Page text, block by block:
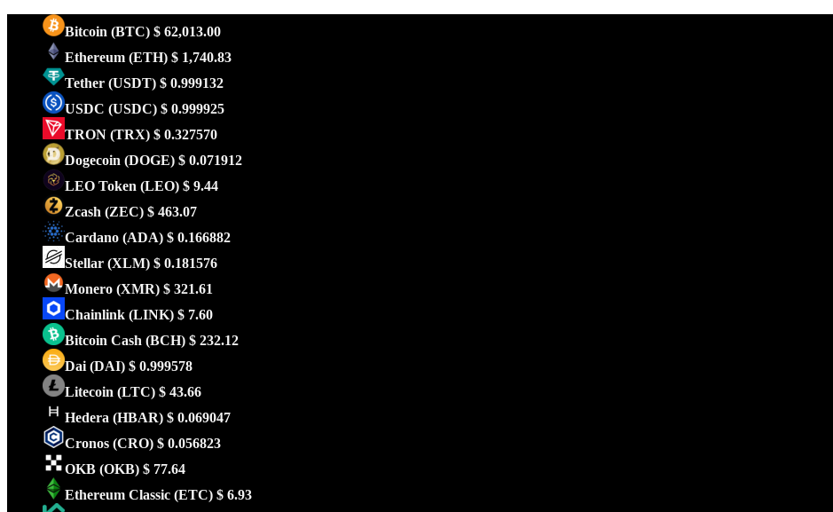
Bitcoin (BTC) $ 62,013.00
Ethereum (ETH) $ 1,740.83
Tether (USDT) $ 0.999132
USDC (USDC) $ 0.999925
TRON (TRX) $ 0.327570
Dogecoin (DOGE) $ 0.071912
LEO Token (LEO) $ 9.44
Zcash (ZEC) $ 463.07
Cardano (ADA) $ 0.166882
Stellar (XLM) $ 0.181576
Monero (XMR) $ 321.61
Chainlink (LINK) $ 7.60
Bitcoin Cash (BCH) $ 232.12
Dai (DAI) $ 0.999578
Litecoin (LTC) $ 43.66
Hedera (HBAR) $ 0.069047
Cronos (CRO) $ 0.056823
OKB (OKB) $ 77.64
Ethereum Classic (ETC) $ 6.93